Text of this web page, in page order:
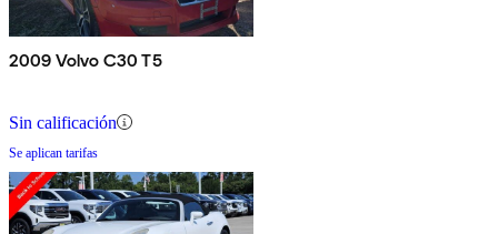
2009 Volvo C30 T5
Sin calificación
Se aplican tarifas